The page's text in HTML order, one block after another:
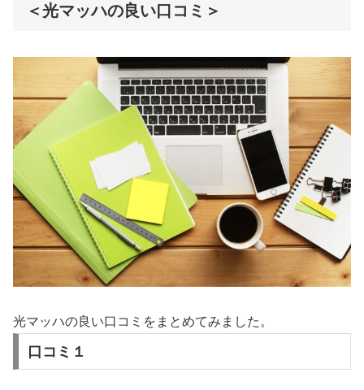
＜光マッハの良い口コミ＞
光マッハの良い口コミをまとめてみました。
口コミ１